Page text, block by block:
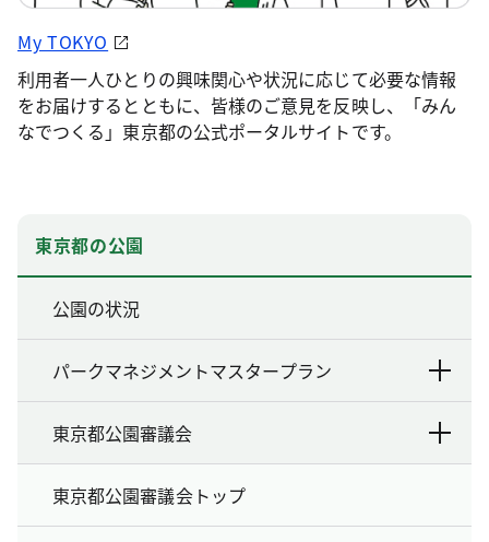
My TOKYO
利用者一人ひとりの興味関心や状況に応じて必要な情報
をお届けするとともに、皆様のご意見を反映し、「みん
なでつくる」東京都の公式ポータルサイトです。
東京都の公園
公園の状況
パークマネジメントマスタープラン
東京都公園審議会
東京都公園審議会トップ